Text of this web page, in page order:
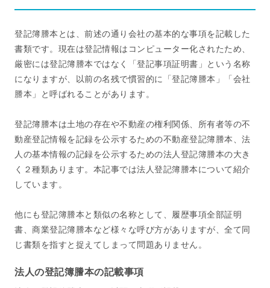
登記簿謄本とは、前述の通り会社の基本的な事項を記載した
書類です。現在は登記情報はコンピューター化されたため、
厳密には登記簿謄本ではなく「登記事項証明書」という名称
になりますが、以前の名残で慣習的に「登記簿謄本」「会社
謄本」と呼ばれることがあります。
登記簿謄本は土地の存在や不動産の権利関係、所有者等の不
動産登記情報を記録を公示するための不動産登記簿謄本、法
人の基本情報の記録を公示するための法人登記簿謄本の大き
く２種類あります。本記事では法人登記簿謄本について紹介
しています。
他にも登記簿謄本と類似の名称として、履歴事項全部証明
書、商業登記簿謄本など様々な呼び方がありますが、全て同
じ書類を指すと捉えてしまって問題ありません。
法人の登記簿謄本の記載事項